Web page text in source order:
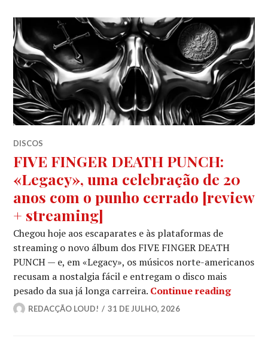
DISCOS
FIVE FINGER DEATH PUNCH:
«Legacy», uma celebração de 20
anos com o punho cerrado [review
+ streaming]
Chegou hoje aos escaparates e às plataformas de
streaming o novo álbum dos FIVE FINGER DEATH
PUNCH — e, em «Legacy», os músicos norte-americanos
recusam a nostalgia fácil e entregam o disco mais
pesado da sua já longa carreira. Continue readingFIVE
REDACÇÃO LOUD! 31 DE JULHO, 2026